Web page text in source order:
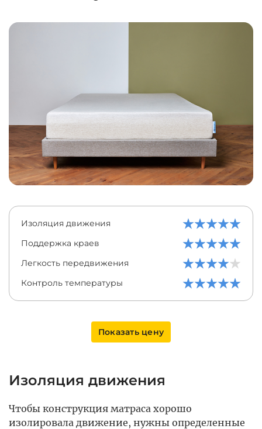
Изоляция движения
Поддержка краев
Легкость передвижения
Контроль температуры
Показать цену
Изоляция движения
Чтобы конструкция матраса хорошо
изолировала движение, нужны определенные